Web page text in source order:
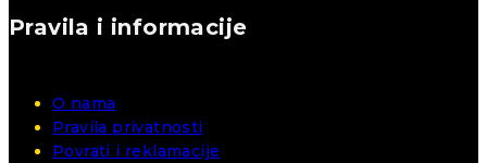
Pravila i informacije
O nama
Pravila privatnosti
Povrati i reklamacije